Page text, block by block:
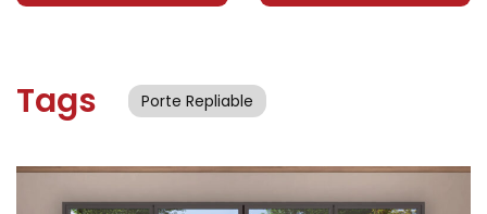
Tags Porte Repliable